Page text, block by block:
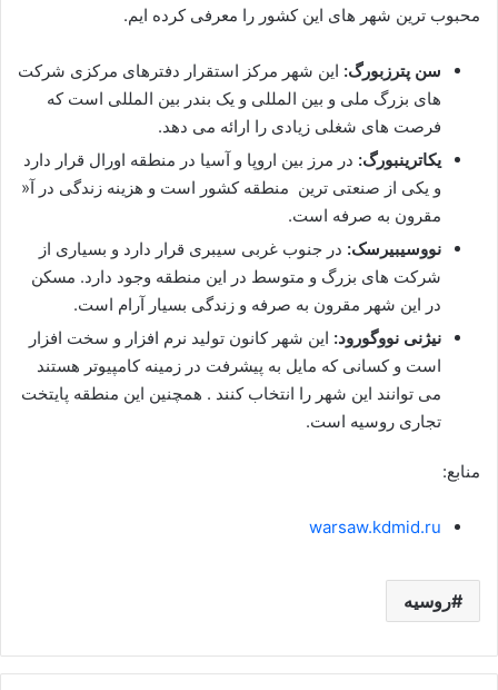
محبوب ترین شهر های این کشور را معرفی کرده ایم.
سن پترزبورگ: این شهر مرکز استقرار دفترهای مرکزی شرکت
های بزرگ ملی و بین المللی و یک بندر بین المللی است که
فرصت های شغلی زیادی را ارائه می دهد.
یکاترینبورگ: در مرز بین اروپا و آسیا در منطقه اورال قرار دارد
و یکی از صنعتی ترین منطقه کشور است و هزینه زندگی در آ«
مقرون به صرفه است.
نووسیبیرسک: در جنوب غربی سیبری قرار دارد و بسیاری از
شرکت های بزرگ و متوسط در این منطقه وجود دارد. مسکن
در این شهر مقرون به صرفه و زندگی بسیار آرام است.
نیژنی نووگورود: این شهر کانون تولید نرم افزار و سخت افزار
است و کسانی که مایل به پیشرفت در زمینه کامپیوتر هستند
می توانند این شهر را انتخاب کنند . همچنین این منطقه پایتخت
تجاری روسیه است.
منابع:
warsaw.kdmid.ru
روسیه